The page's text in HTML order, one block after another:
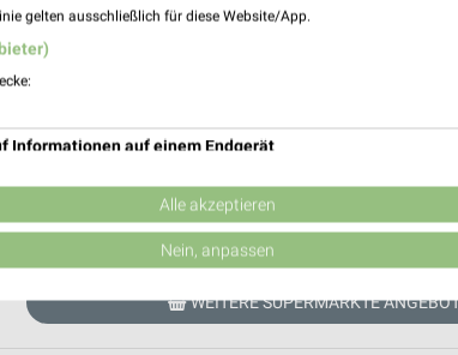
wir leider kein Prospekt von nah & gut. Über
beim Händler blättern. Hierzu Ihren Markt
AKTUELLER PROSPEKT
WEITERE SUPERMÄRKTE
gelten ausschließlich für diese Website/App.
Informationen auf einem Endgerät
zur Auswahl von Werbeanzeigen
Werbung
Alle akzeptieren
Nein, anpassen